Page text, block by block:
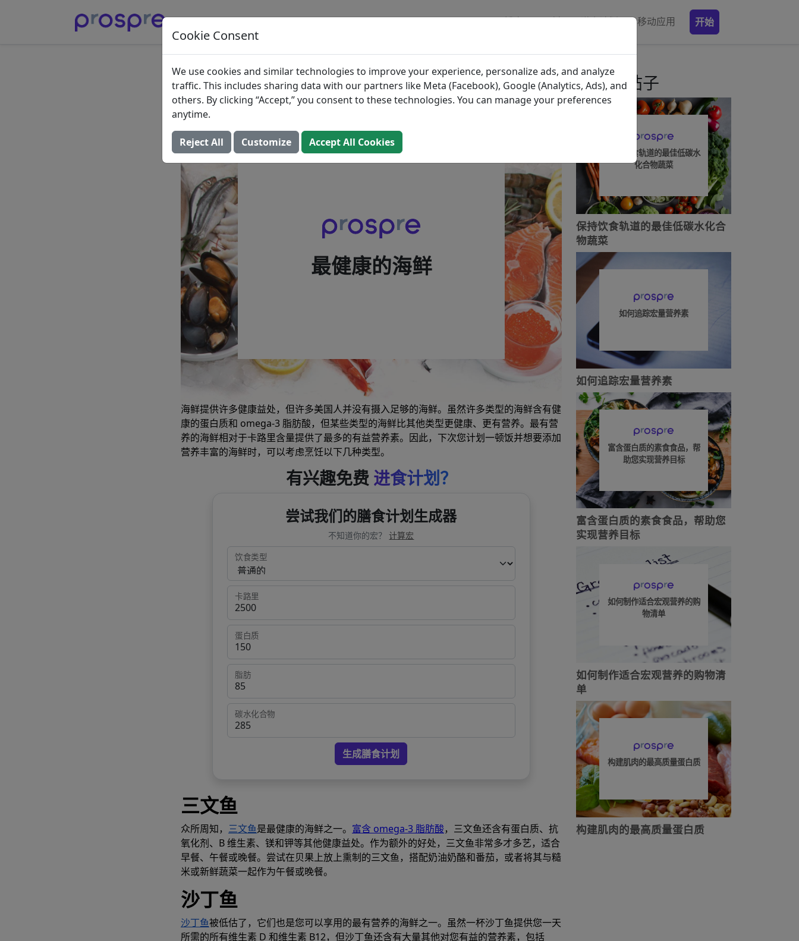
博客 原料 膳食计划 移动应用 开始
最健康的海鲜
2023年10月23日 （更新： 2025年8月2日）
最健康的海鲜
海鲜提供许多健康益处，但许多美国人并没有摄入足够的海鲜。虽然许多类型的海鲜含有健
康的蛋白质和 omega-3 脂肪酸，但某些类型的海鲜比其他类型更健康、更有营养。最有营
养的海鲜相对于卡路里含量提供了最多的有益营养素。因此，下次您计划一顿饭并想要添加
营养丰富的海鲜时，可以考虑烹饪以下几种类型。
有兴趣免费 进食计划？
尝试我们的膳食计划生成器
不知道你的宏？计算宏
饮食类型
卡路里
蛋白质
脂肪
碳水化合物
生成膳食计划
三文鱼
众所周知， 三文鱼是最健康的海鲜之一。 富含 omega-3 脂肪酸，三文鱼还含有蛋白质、抗
氧化剂、B 维生素、镁和钾等其他健康益处。作为额外的好处，三文鱼非常多才多艺，适合
早餐、午餐或晚餐。尝试在贝果上放上熏制的三文鱼，搭配奶油奶酪和番茄，或者将其与糙
米或新鲜蔬菜一起作为午餐或晚餐。
沙丁鱼
沙丁鱼被低估了，它们也是您可以享用的最有营养的海鲜之一。虽然一杯沙丁鱼提供您一天
所需的所有维生素 D 和维生素 B12，但沙丁鱼还含有大量其他对您有益的营养素，包括
最近的帖子
保持饮食轨道的最佳低碳水
化合物蔬菜
保持饮食轨道的最佳低碳水化合
物蔬菜
如何追踪宏量营养素
如何追踪宏量营养素
富含蛋白质的素食食品，帮
助您实现营养目标
富含蛋白质的素食食品，帮助您
实现营养目标
如何制作适合宏观营养的购
物清单
如何制作适合宏观营养的购物清
单
构建肌肉的最高质量蛋白质
构建肌肉的最高质量蛋白质
生成
Cookie Consent
We use cookies and similar technologies to improve your experience, personalize ads, and analyze
traffic. This includes sharing data with our partners like Meta (Facebook), Google (Analytics, Ads), and
others. By clicking “Accept,” you consent to these technologies. You can manage your preferences
anytime.
Reject All Customize Accept All Cookies